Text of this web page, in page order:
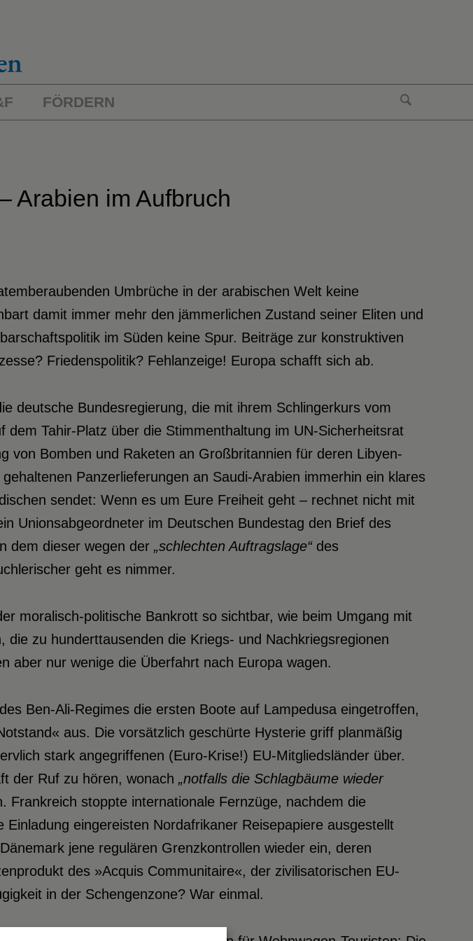
FÖRDERN
Arabien im Aufbruch
Umbrüche in der arabischen Welt keine
damit immer mehr den jämmerlichen Zustand seiner Eliten und
im Süden keine Spur. Beiträge zur konstruktiven
Friedenspolitik? Fehlanzeige! Europa schafft sich ab.
deutsche Bundesregierung, die mit ihrem Schlingerkurs vom
dem Tahir-Platz über die Stimmenthaltung im UN-Sicherheitsrat
von Bomben und Raketen an Großbritannien für deren Libyen-
Panzerlieferungen an Saudi-Arabien immerhin ein klares
sendet: Wenn es um Eure Freiheit geht – rechnet nicht mit
Unionsabgeordneter im Deutschen Bundestag den Brief des
dem dieser wegen der „schlechten Auftragslage“des
geht es nimmer.
moralisch-politische Bankrott so sichtbar, wie beim Umgang mit
die zu hunderttausenden die Kriegs- und Nachkriegsregionen
aber nur wenige die Überfahrt nach Europa wagen.
Ben-Ali-Regimes die ersten Boote auf Lampedusa eingetroffen,
aus. Die vorsätzlich geschürte Hysterie griff planmäßig
stark angegriffenen (Euro-Krise!) EU-Mitgliedsländer über.
der Ruf zu hören, wonach „notfalls die Schlagbäume wieder
Frankreich stoppte internationale Fernzüge, nachdem die
Einladung eingereisten Nordafrikaner Reisepapiere ausgestellt
jene regulären Grenzkontrollen wieder ein, deren
des »Acquis Communitaire«, der zivilisatorischen EU-
in der Schengenzone? War einmal.